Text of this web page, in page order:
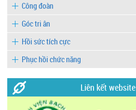
Công đoàn
Góc tri ân
Hồi sức tích cực
Phục hồi chức năng
Liên kết website